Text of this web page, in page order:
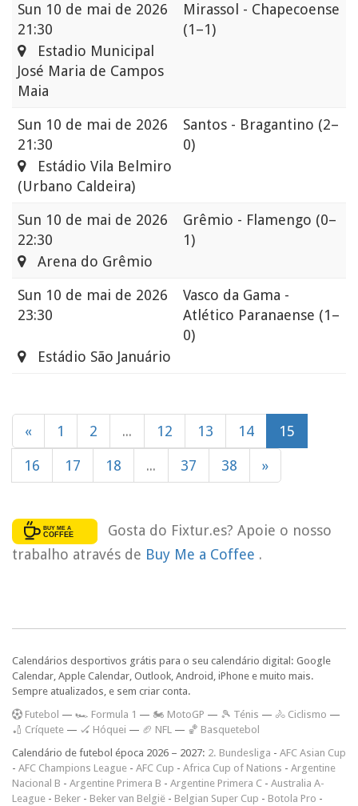
Sun 10 de mai de 2026
21:30
Mirassol - Chapecoense
(1–1)
Estadio Municipal
José Maria de Campos
Maia
Sun 10 de mai de 2026
21:30
Santos - Bragantino (2–
0)
Estádio Vila Belmiro
(Urbano Caldeira)
Sun 10 de mai de 2026
22:30
Grêmio - Flamengo (0–
1)
Arena do Grêmio
Sun 10 de mai de 2026
23:30
Vasco da Gama -
Atlético Paranaense (1–
0)
Estádio São Januário
« 1 2 ... 12 13 14 15
16 17 18 ... 37 38 »
Gosta do Fixtur.es? Apoie o nosso
trabalho através de Buy Me a Coffee .
Calendários desportivos grátis para o seu calendário digital: Google
Calendar, Apple Calendar, Outlook, Android, iPhone e muito mais.
Sempre atualizados, e sem criar conta.
Futebol — 🏎️ Formula 1 — 🏍 MotoGP — 🎾 Ténis — 🚴 Ciclismo —
🏏 Críquete — 🏑 Hóquei — 🏈 NFL — 🏀 Basquetebol
Calendário de futebol época 2026 – 2027: 2. Bundesliga - AFC Asian Cup
- AFC Champions League - AFC Cup - Africa Cup of Nations - Argentine
Nacional B - Argentine Primera B - Argentine Primera C - Australia A-
League - Beker - Beker van België - Belgian Super Cup - Botola Pro -